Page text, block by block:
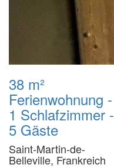
38 m²
Ferienwohnung -
1 Schlafzimmer -
5 Gäste
Saint-Martin-de-
Belleville, Frankreich